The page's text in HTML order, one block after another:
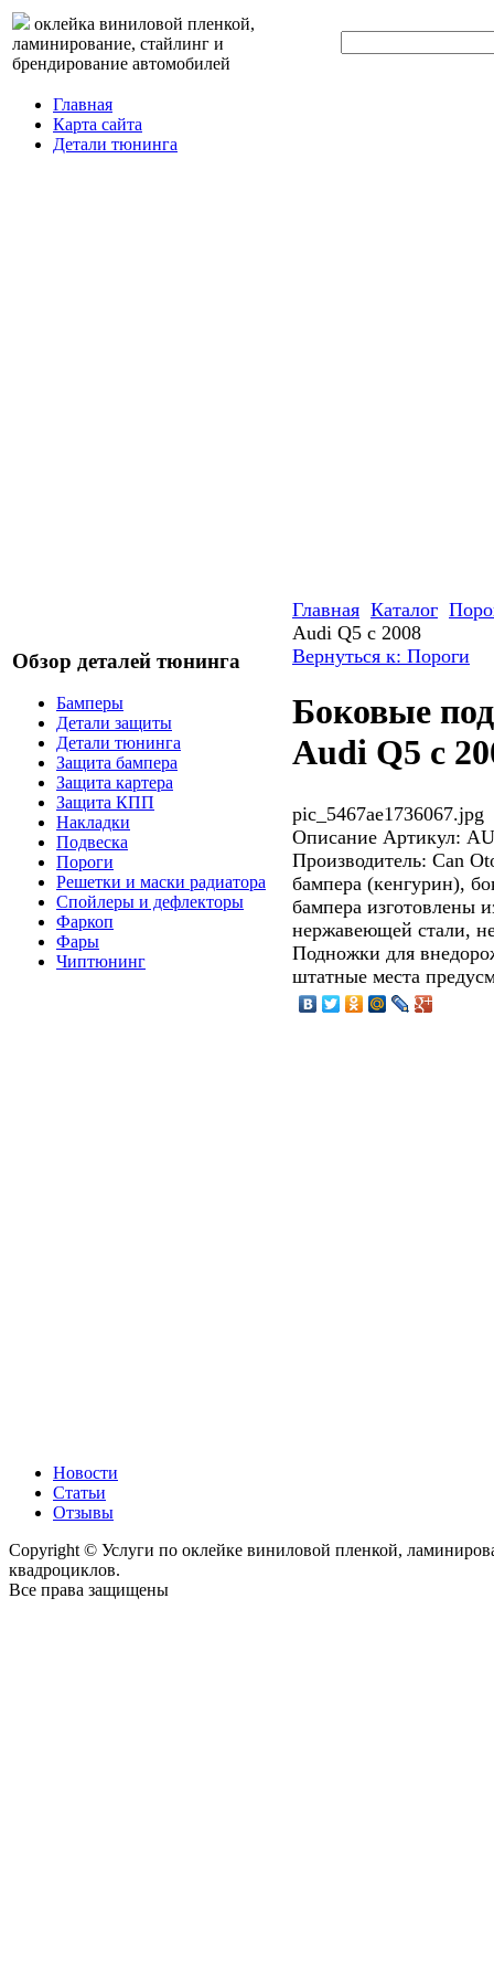
оклейка виниловой пленкой,
ламинирование, стайлинг и
брендирование автомобилей
Главная
Карта сайта
Детали тюнинга
Обзор деталей тюнинга
Бамперы
Детали защиты
Детали тюнинга
Защита бампера
Защита картера
Защита КПП
Накладки
Подвеска
Пороги
Решетки и маски радиатора
Спойлеры и дефлекторы
Фаркоп
Фары
Чиптюнинг
Главная Каталог
Audi Q5 с 2008
Вернуться к: Пороги
Боковые
Audi Q5 с
pic_5467ae1736067.jpg
Описание Артикул:
Производитель: Can
бампера (кенгурин),
бампера изготовлены
нержавеющей стали,
Подножки для
штатные места
Новости
Статьи
Отзывы
Copyright © Услуги по оклейке виниловой пленкой,
квадроциклов.
Все права защищены